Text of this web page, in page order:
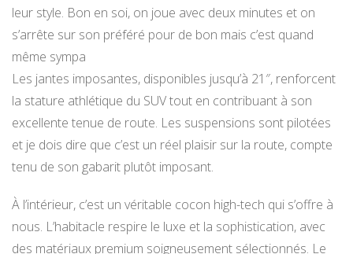
leur style. Bon en soi, on joue avec deux minutes et on
s’arrête sur son préféré pour de bon mais c’est quand
même sympa
Les jantes imposantes, disponibles jusqu’à 21″, renforcent
la stature athlétique du SUV tout en contribuant à son
excellente tenue de route. Les suspensions sont pilotées
et je dois dire que c’est un réel plaisir sur la route, compte
tenu de son gabarit plutôt imposant.
À l’intérieur, c’est un véritable cocon high-tech qui s’offre à
nous. L’habitacle respire le luxe et la sophistication, avec
des matériaux premium soigneusement sélectionnés. Le